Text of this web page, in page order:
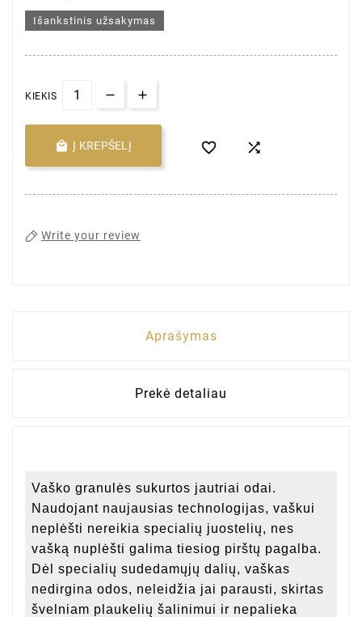
Išankstinis užsakymas
KIEKIS
 Į KREPŠELĮ  
Write your review
Aprašymas
Prekė detaliau
Vaško granulės sukurtos jautriai odai.
Naudojant naujausias technologijas, vaškui
neplėšti nereikia specialių juostelių, nes
vašką nuplėšti galima tiesiog pirštų pagalba.
Dėl specialių sudedamųjų dalių, vaškas
nedirgina odos, neleidžia jai parausti, skirtas
švelniam plaukelių šalinimui ir nepalieka